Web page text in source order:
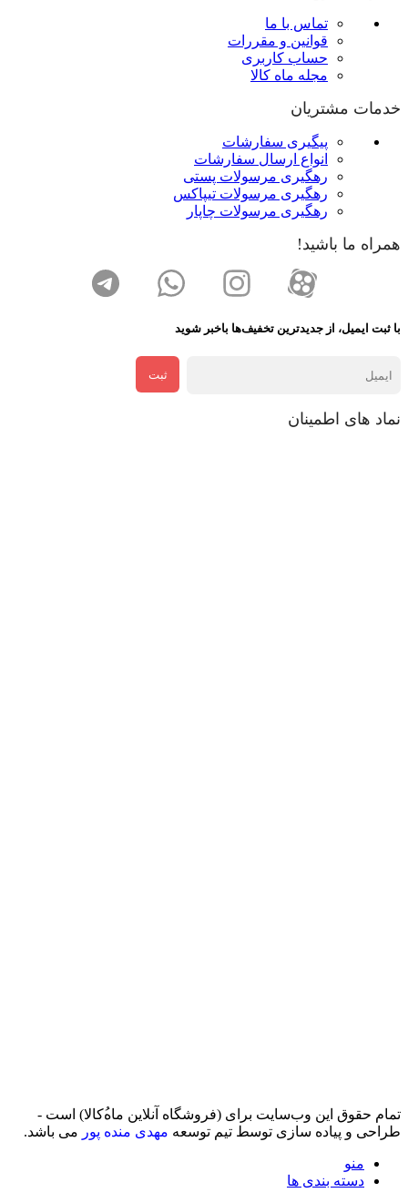
تماس با ما
قوانین و مقررات
حساب کاربری
مجله ماه کالا
خدمات مشتریان
پیگیری سفارشات
انواع ارسال سفارشات
رهگیری مرسولات پستی
رهگیری مرسولات تیپاکس
رهگیری مرسولات چاپار
همراه ما باشید!
با ثبت ایمیل، از جدید‌ترین تخفیف‌ها با‌خبر شوید
ثبت
نماد های اطمینان
تمام حقوق اين وب‌سايت برای (فروشگاه آنلاین ماه‌‌‌‌‌‌ُکالا) است -
طراحی و پیاده سازی توسط تیم توسعه مهدی منده پور می باشد.
منو
دسته بندی ها